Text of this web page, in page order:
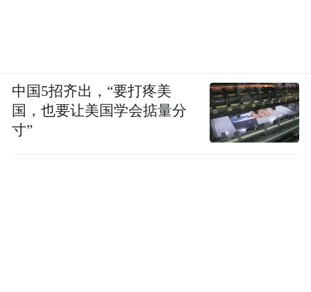
中国5招齐出，“要打疼美
国，也要让美国学会掂量分
寸”